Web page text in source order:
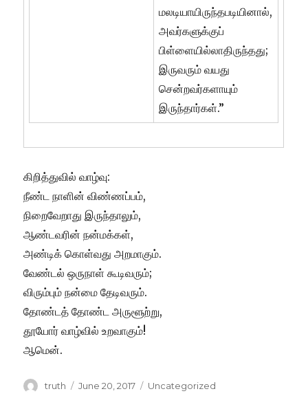
மலடியாயிருந்தபடியினால்,
அவர்களுக்குப்
பிள்ளையில்லாதிருந்தது;
இருவரும் வயது
சென்றவர்களாயும்
இருந்தார்கள்.”
கிறித்துவில் வாழ்வு:
நீண்ட நாளின் விண்ணப்பம்,
நிறைவேறாது இருந்தாலும்,
ஆண்டவரின் நன்மக்கள்,
அண்டிக் கொள்வது அறமாகும்.
வேண்டல் ஒருநாள் கூடிவரும்;
விரும்பும் நன்மை தேடிவரும்.
தோண்டத் தோண்ட அருளூற்று,
தூயோர் வாழ்வில் உறவாகும்!
ஆமென்.
Author
truth
Posted
June 20, 2017 Categories
Uncategorized